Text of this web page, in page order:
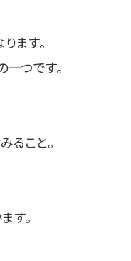
ます。
一つです。
ること。
す。